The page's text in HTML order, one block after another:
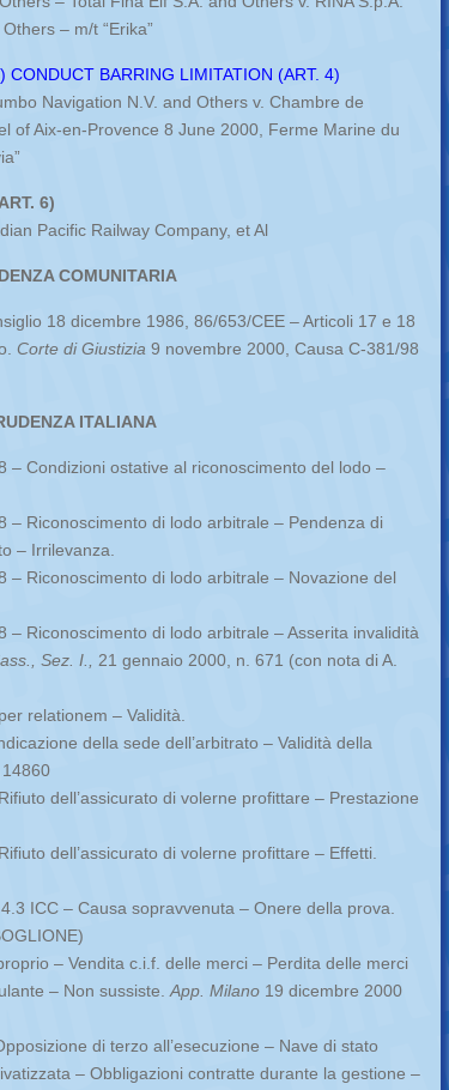
– m/t “Erika”
BARRING LIMITATION (ART. 4)
Navigation N.V. and Others v. Chambre de
of Aix-en-Provence 8 June 2000, Ferme Marine du
6)
Pacific Railway Company, et Al
COMUNITARIA
18 dicembre 1986, 86/653/CEE – Articoli 17 e 18
Corte di Giustizia 9 novembre 2000, Causa C-381/98
ITALIANA
– Condizioni ostative al riconoscimento del lodo –
– Riconoscimento di lodo arbitrale – Pendenza di
– Irrilevanza.
– Riconoscimento di lodo arbitrale – Novazione del
– Riconoscimento di lodo arbitrale – Asserita invalidità
Sez. I.,
21 gennaio 2000, n. 671 (con nota di A.
relationem – Validità.
della sede dell’arbitrato – Validità della
dell’assicurato di volerne profittare – Prestazione
dell’assicurato di volerne profittare – Effetti.
ICC – Causa sopravvenuta – Onere della prova.
– Vendita c.i.f. delle merci – Perdita delle merci
– Non sussiste. App. Milano 19 dicembre 2000
di terzo all’esecuzione – Nave di stato
– Obbligazioni contratte durante la gestione –